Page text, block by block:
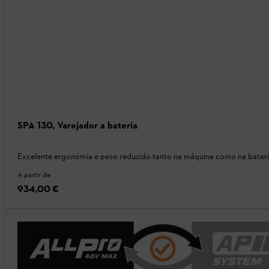
SPA 130, Varejador a bateria
Excelente ergonomia e peso reduzido tanto na máquina como na
A partir de
934,00 €